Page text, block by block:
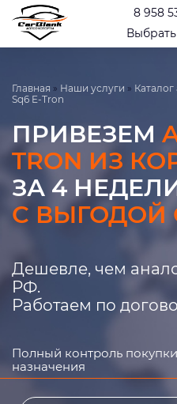
8 958
Главная » Наши услуги »
Sq6 E-Tron
ПРИВЕЗЕМ
TRON ИЗ
ЗА 4
С ВЫГОДОЙ
Дешевле, чем
РФ.
Работаем по
Полный контроль
назначения